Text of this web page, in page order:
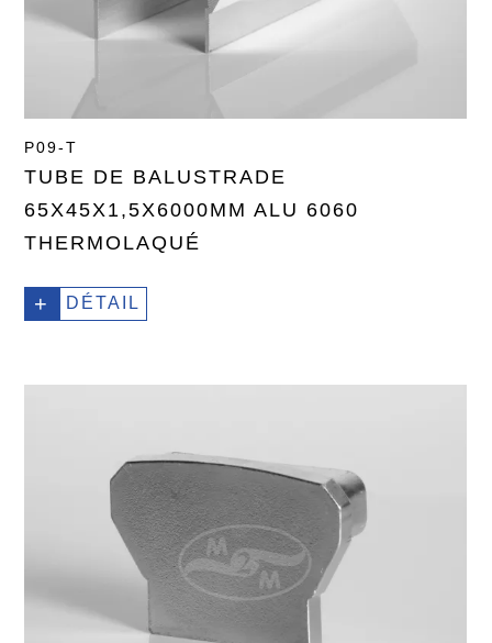
P09-T
TUBE DE BALUSTRADE
65X45X1,5X6000MM ALU 6060
THERMOLAQUÉ
+ DÉTAIL